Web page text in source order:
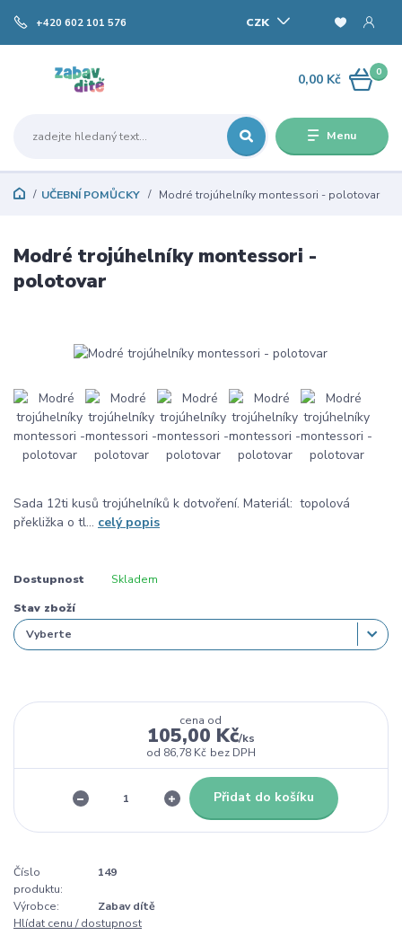
Menu
CZK
+420 602 101 576
0
0,00 Kč
UČEBNÍ POMŮCKY Modré trojúhelníky montessori - polotovar
Modré trojúhelníky montessori -
polotovar
Sada 12ti kusů trojúhelníků k dotvoření. Materiál: topolová
překližka o tl... celý popis
Dostupnost Skladem
Stav zboží
cena od
105,00 Kč/ks
od 86,78 Kč bez DPH
Přidat do košíku
Číslo
produktu:
149
Výrobce:
Zabav dítě
Hlídat cenu / dostupnost